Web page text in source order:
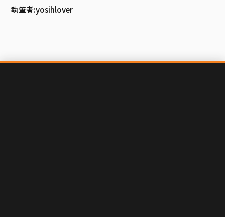
執筆者:yosihlover